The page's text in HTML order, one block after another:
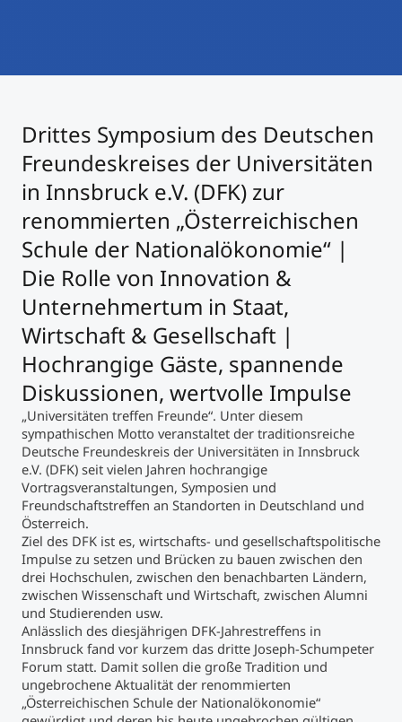
Study Finder Bachelor/Master
Masterclasses
Management-Seminare
Technische Weiterbildung
Maßgeschneiderte Programme
Studienberatung
Executive Education Finder
Drittes Symposium des Deutschen
Freundeskreises der Universitäten
in Innsbruck e.V. (DFK) zur
renommierten „Österreichischen
Schule der Nationalökonomie“ |
Die Rolle von Innovation &
Unternehmertum in Staat,
Wirtschaft & Gesellschaft |
Hochrangige Gäste, spannende
Diskussionen, wertvolle Impulse
„Universitäten treffen Freunde“. Unter diesem
sympathischen Motto veranstaltet der traditionsreiche
Deutsche Freundeskreis der Universitäten in Innsbruck
e.V. (DFK) seit vielen Jahren hochrangige
Vortragsveranstaltungen, Symposien und
Freundschaftstreffen an Standorten in Deutschland und
Österreich.
Ziel des DFK ist es, wirtschafts- und gesellschaftspolitische
Impulse zu setzen und Brücken zu bauen zwischen den
drei Hochschulen, zwischen den benachbarten Ländern,
zwischen Wissenschaft und Wirtschaft, zwischen Alumni
und Studierenden usw.
Anlässlich des diesjährigen DFK-Jahrestreffens in
Innsbruck fand vor kurzem das dritte Joseph-Schumpeter
Forum statt. Damit sollen die große Tradition und
ungebrochene Aktualität der renommierten
„Österreichischen Schule der Nationalökonomie“